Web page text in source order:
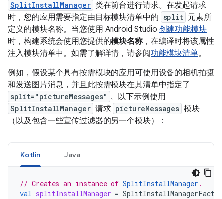
SplitInstallManager 类在前台进行请求。在发起请求
时，您的应用需要指定由目标模块清单中的 split 元素所
定义的模块名称。当您使用 Android Studio 创建功能模块
时，构建系统会使用您提供的模块名称，在编译时将该属性
注入模块清单中。如需了解详情，请参阅功能模块清单。
例如，假设某个具有按需模块的应用可使用设备的相机拍摄
和发送图片消息，并且此按需模块在其清单中指定了
split="pictureMessages" 。以下示例使用
SplitInstallManager 请求 pictureMessages 模块
（以及包含一些宣传过滤器的另一个模块）：
Kotlin Java
// Creates an instance of SplitInstallManager .
val splitInstallManager =